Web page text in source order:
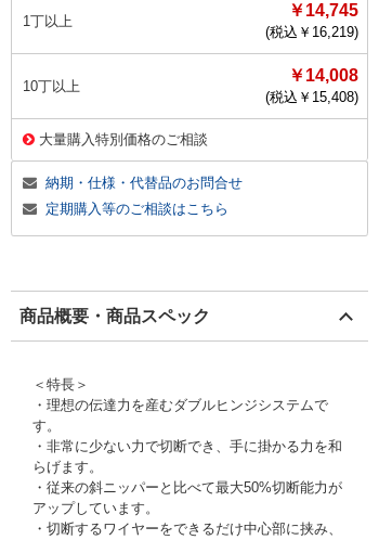
1丁以上
￥14,745
(税込￥ 16,219)
10丁以上
￥14,008
(税込￥ 15,408)
大量購入特別価格のご相談
納期・仕様・代替品のお問合せ
定期購入等のご相談はこちら
商品概要・商品スペック
＜特長＞
・理想の伝達力を産むダブルヒンジシステムで
す。
・非常に少ない力で切断でき、手に掛かる力を和
らげます。
・従来の斜ニッパーと比べて最大50%切断能力が
アップしています。
・切断するワイヤーをできるだけ中心部に挟み、